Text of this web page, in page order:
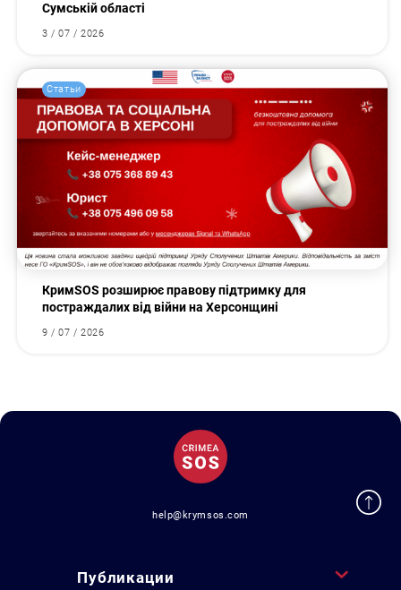
Сумській області
3 / 07 / 2026
Статьи
КримSOS розширює правову підтримку для
постраждалих від війни на Херсонщині
9 / 07 / 2026
help@krymsos.com
Публикации